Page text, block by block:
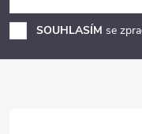
í
p
p
a
SOUHLASÍM se